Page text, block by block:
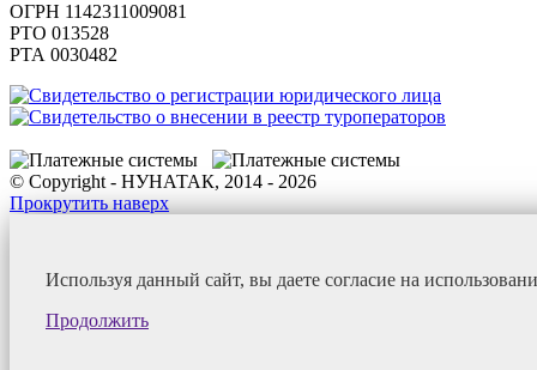
ОГРН 1142311009081
PTO 013528
РТА 0030482
© Copyright - НУНАТАК, 2014 - 2026
Прокрутить наверх
Используя данный сайт, вы даете согласие на
Продолжить